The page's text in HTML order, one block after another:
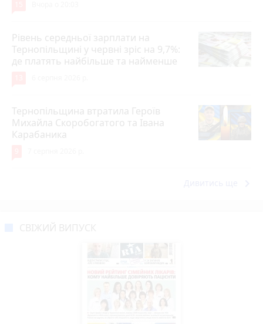
Рівень середньої зарплати на
Тернопільщині у червні зріс на 9,7%:
де платять найбільше та найменше
Тернопільщина втратила Героїв
Михайла Скоробогатого та Івана
Карабаника